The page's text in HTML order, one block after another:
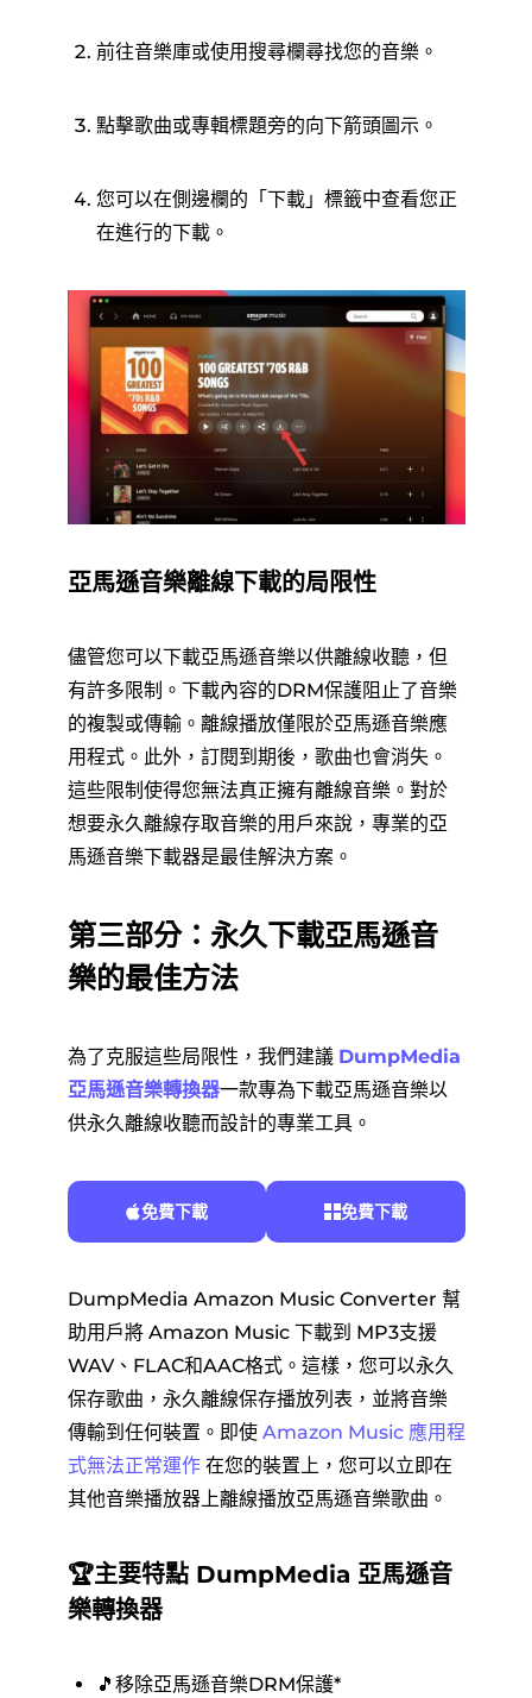
前往音樂庫或使用搜尋欄尋找您的音樂。
點擊歌曲或專輯標題旁的向下箭頭圖示。
您可以在側邊欄的「下載」標籤中查看您正
在進行的下載。
亞馬遜音樂離線下載的局限性
儘管您可以下載亞馬遜音樂以供離線收聽，但
有許多限制。下載內容的DRM保護阻止了音樂
的複製或傳輸。離線播放僅限於亞馬遜音樂應
用程式。此外，訂閱到期後，歌曲也會消失。
這些限制使得您無法真正擁有離線音樂。對於
想要永久離線存取音樂的用戶來說，專業的亞
馬遜音樂下載器是最佳解決方案。
第三部分：永久下載亞馬遜音
樂的最佳方法
為了克服這些局限性，我們建議 DumpMedia
亞馬遜音樂轉換器一款專為下載亞馬遜音樂以
供永久離線收聽而設計的專業工具。
免費下載 免費下載
DumpMedia Amazon Music Converter 幫
助用戶將 Amazon Music 下載到 MP3支援
WAV、FLAC和AAC格式。這樣，您可以永久
保存歌曲，永久離線保存播放列表，並將音樂
傳輸到任何裝置。即使 Amazon Music 應用程
式無法正常運作在您的裝置上，您可以立即在
其他音樂播放器上離線播放亞馬遜音樂歌曲。
🏆主要特點 DumpMedia 亞馬遜音
樂轉換器
🎵移除亞馬遜音樂DRM保護*